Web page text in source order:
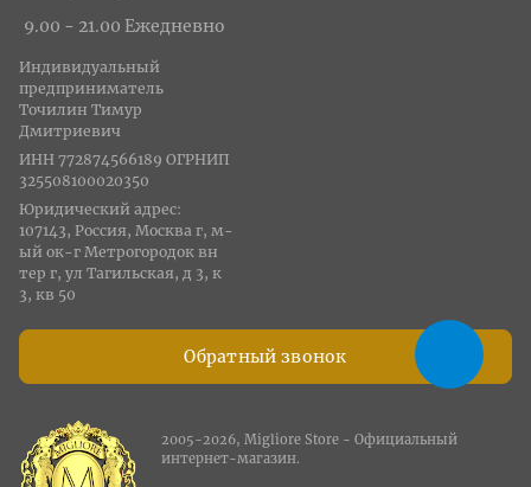
9.00 - 21.00 Ежедневно
Обратный звонок
Индивидуальный
предприниматель
Точилин Тимур
Дмитриевич
ИНН 772874566189 ОГРНИП
325508100020350
Юридический адрес:
107143, Россия, Москва г, м-
ый ок-г Метрогородок вн
тер г, ул Тагильская, д 3, к
3, кв 50
2005-2026, Migliore Store - Официальный
интернет-магазин.